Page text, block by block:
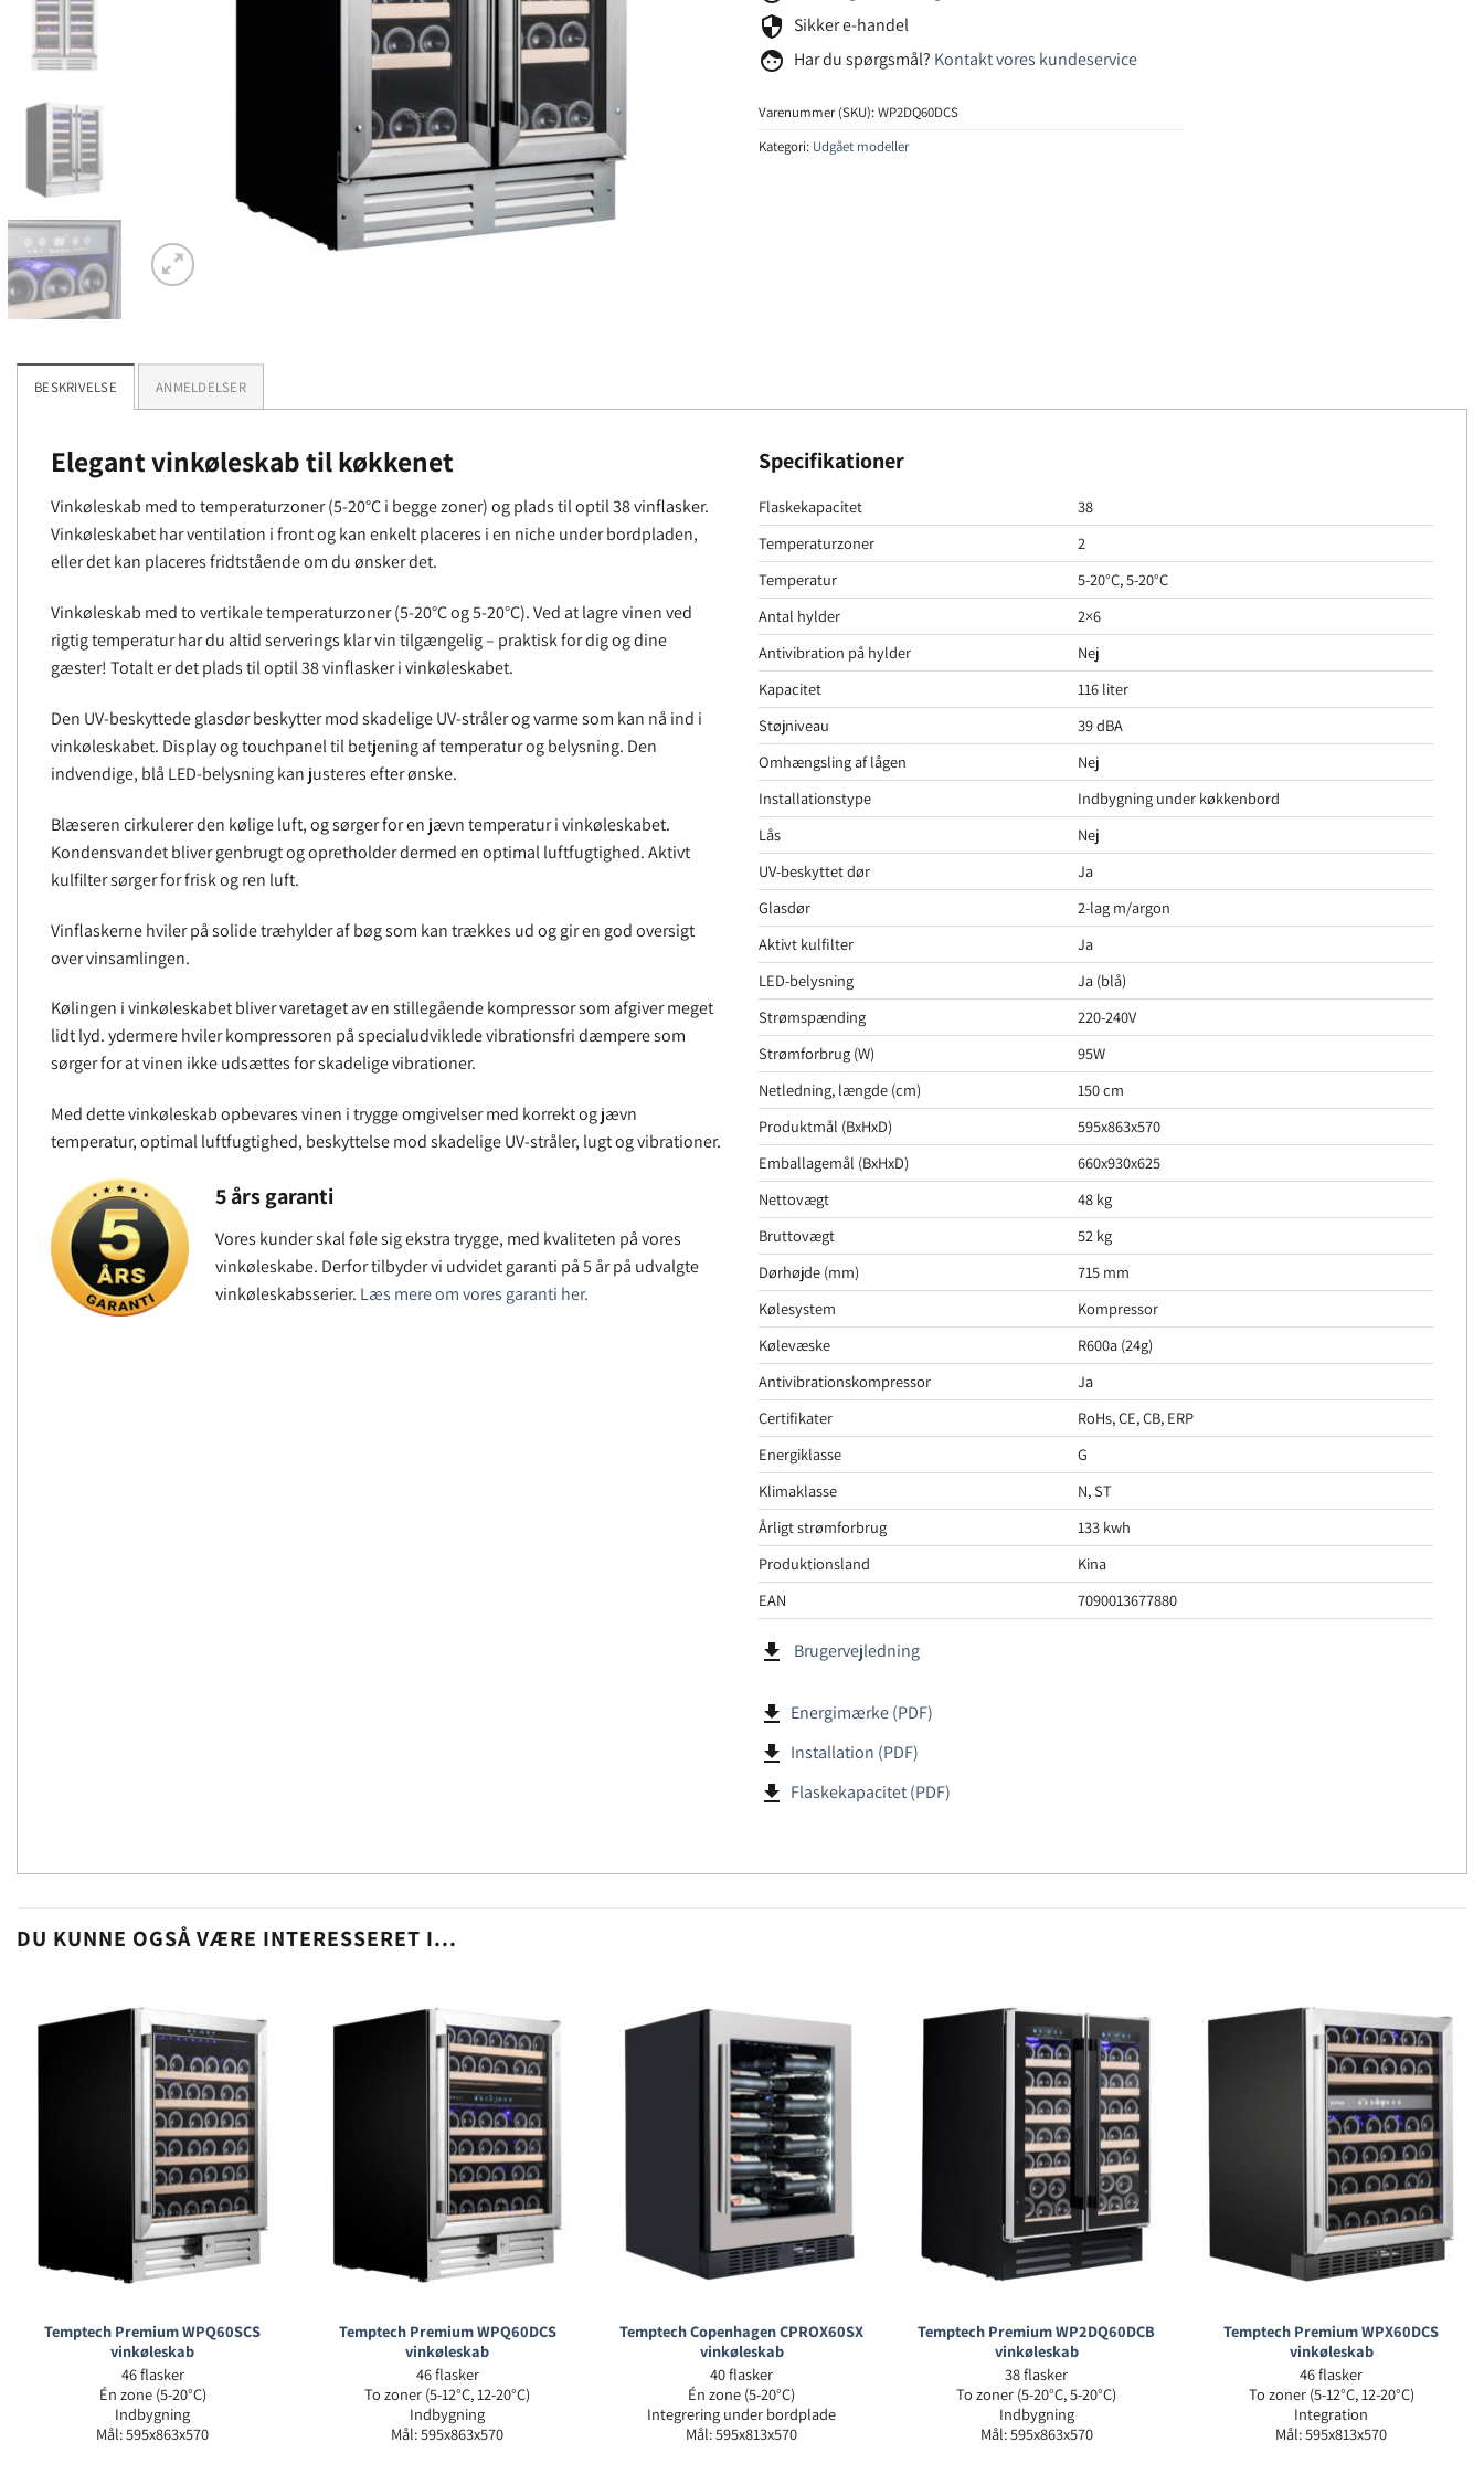
security Sikker e-handel
face Har du spørgsmål? Kontakt vores kundeservice
Varenummer (SKU):WP2DQ60DCS
Kategori: Udgået modeller
BESKRIVELSE ANMELDELSER
Elegant vinkøleskab til køkkenet
Vinkøleskab med to temperaturzoner (5-20°C i begge zoner) og plads til optil 38 vinflasker.
Vinkøleskabet har ventilation i front og kan enkelt placeres i en niche under bordpladen,
eller det kan placeres fridtstående om du ønsker det.
Vinkøleskab med to vertikale temperaturzoner (5-20°C og 5-20°C). Ved at lagre vinen ved
rigtig temperatur har du altid serverings klar vin tilgængelig – praktisk for dig og dine
gæster! Totalt er det plads til optil 38 vinflasker i vinkøleskabet.
Den UV-beskyttede glasdør beskytter mod skadelige UV-stråler og varme som kan nå ind i
vinkøleskabet. Display og touchpanel til betjening af temperatur og belysning. Den
indvendige, blå LED-belysning kan justeres efter ønske.
Blæseren cirkulerer den kølige luft, og sørger for en jævn temperatur i vinkøleskabet.
Kondensvandet bliver genbrugt og opretholder dermed en optimal luftfugtighed. Aktivt
kulfilter sørger for frisk og ren luft.
Vinflaskerne hviler på solide træhylder af bøg som kan trækkes ud og gir en god oversigt
over vinsamlingen.
Kølingen i vinkøleskabet bliver varetaget av en stillegående kompressor som afgiver meget
lidt lyd. ydermere hviler kompressoren på specialudviklede vibrationsfri dæmpere som
sørger for at vinen ikke udsættes for skadelige vibrationer.
Med dette vinkøleskab opbevares vinen i trygge omgivelser med korrekt og jævn
temperatur, optimal luftfugtighed, beskyttelse mod skadelige UV-stråler, lugt og vibrationer.
5 års garanti
Vores kunder skal føle sig ekstra trygge, med kvaliteten på vores
vinkøleskabe. Derfor tilbyder vi udvidet garanti på 5 år på udvalgte
vinkøleskabsserier. Læs mere om vores garanti her.
Specifikationer
Flaskekapacitet
38
Temperaturzoner
2
Temperatur
5-20°C, 5-20°C
Antal hylder
2×6
Antivibration på hylder
Nej
Kapacitet
116 liter
Støjniveau
39 dBA
Omhængsling af lågen
Nej
Installationstype
Indbygning under køkkenbord
Lås
Nej
UV-beskyttet dør
Ja
Glasdør
2-lag m/argon
Aktivt kulfilter
Ja
LED-belysning
Ja (blå)
Strømspænding
220-240V
Strømforbrug (W)
95W
Netledning, længde (cm)
150 cm
Produktmål (BxHxD)
595x863x570
Emballagemål (BxHxD)
660x930x625
Nettovægt
48 kg
Bruttovægt
52 kg
Dørhøjde (mm)
715 mm
Kølesystem
Kompressor
Kølevæske
R600a (24g)
Antivibrationskompressor
Ja
Certifikater
RoHs, CE, CB, ERP
Energiklasse
G
Klimaklasse
N, ST
Årligt strømforbrug
133 kwh
Produktionsland
Kina
EAN
7090013677880
file_download Brugervejledning
file_download Energimærke (PDF)
file_download Installation (PDF)
file_download Flaskekapacitet (PDF)
DU KUNNE OGSÅ VÆRE INTERESSERET I...
Temptech Premium WPQ60SCS
vinkøleskab
46 flasker
Én zone (5-20°C)
Indbygning
Mål: 595x863x570
Temptech Premium WPQ60DCS
vinkøleskab
46 flasker
To zoner (5-12°C, 12-20°C)
Indbygning
Mål: 595x863x570
Temptech Copenhagen CPROX60SX
vinkøleskab
40 flasker
Én zone (5-20°C)
Integrering under bordplade
Mål: 595x813x570
Temptech Premium WP2DQ60DCB
vinkøleskab
38 flasker
To zoner (5-20°C, 5-20°C)
Indbygning
Mål: 595x863x570
Temptech Premium WPX60DCS
vinkøleskab
46 flasker
To zoner (5-12°C, 12-20°C)
Integration
Mål: 595x813x570